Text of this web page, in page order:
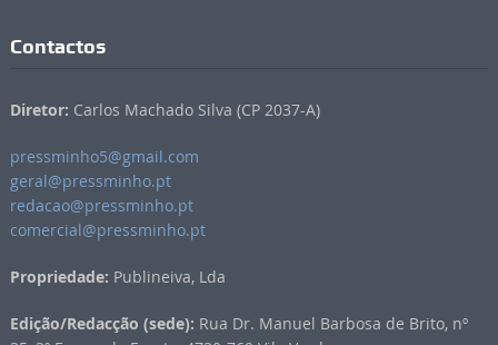
Contactos
Diretor: Carlos Machado Silva (CP 2037-A)
pressminho5@gmail.com
geral@pressminho.pt
redacao@pressminho.pt
comercial@pressminho.pt
Propriedade: Publineiva, Lda
Edição/Redacção (sede): Rua Dr. Manuel Barbosa de Brito, nº